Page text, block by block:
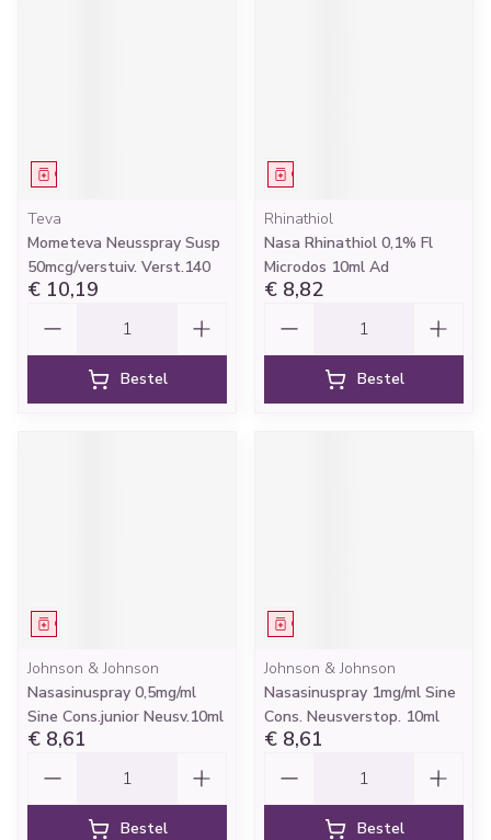
Geneesmiddel
Teva
Mometeva Neusspray Susp
50mcg/verstuiv. Verst.140
€ 10,19
Bestel
Geneesmiddel
Rhinathiol
Nasa Rhinathiol 0,1% Fl
Microdos 10ml Ad
€ 8,82
Bestel
Geneesmiddel
Johnson & Johnson
Nasasinuspray 0,5mg/ml
Sine Cons.junior Neusv.10ml
€ 8,61
Bestel
Geneesmiddel
Johnson & Johnson
Nasasinuspray 1mg/ml Sine
Cons. Neusverstop. 10ml
€ 8,61
Bestel